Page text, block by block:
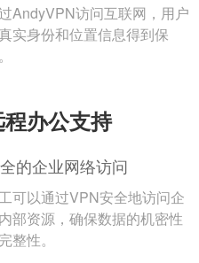
AndyVPN访问互联网，用户
实身份和位置信息得到保
办公支持
的企业网络访问
可以通过VPN安全地访问企
部资源，确保数据的机密性
整性。